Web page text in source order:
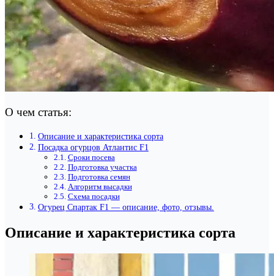
О чем статья:
Описание и характеристика сорта
Посадка огурцов Атлантис F1
Сроки посева
Подготовка участка
Подготовка семян
Алгоритм высадки
Схема посадки
Огурец Спартак F1 — описание, фото, отзывы.
Описание и характеристика сорта